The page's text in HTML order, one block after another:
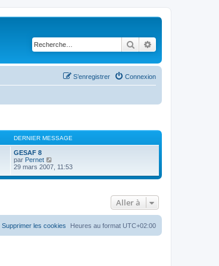
Rechercher
Connexion
S’enregistrer
DERNIER MESSAGE
GESAF 8
par Pernet
o
r
r
n
i
e
29 mars 2007, 11:53
Aller à
Heures au format UTC+02:00
Supprimer les cookies